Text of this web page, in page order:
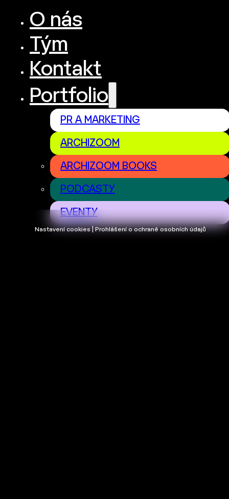
Nastavení cookies | Prohlášení o ochraně osobních údajů
O nás
Tým
Kontakt
Portfolio
PR A MARKETING
ARCHIZOOM
ARCHIZOOM BOOKS
PODCASTY
EVENTY